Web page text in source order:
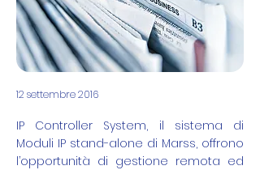
12 settembre 2016
IP Controller System, il sistema di
Moduli IP stand-alone di Marss, offrono
l’opportunità di gestione remota ed